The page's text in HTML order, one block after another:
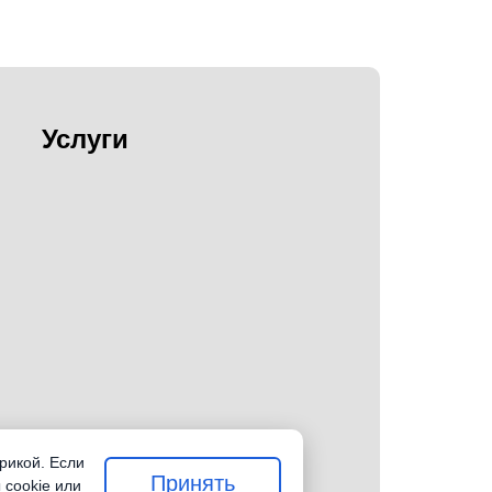
Услуги
Если
cookie или
Принять